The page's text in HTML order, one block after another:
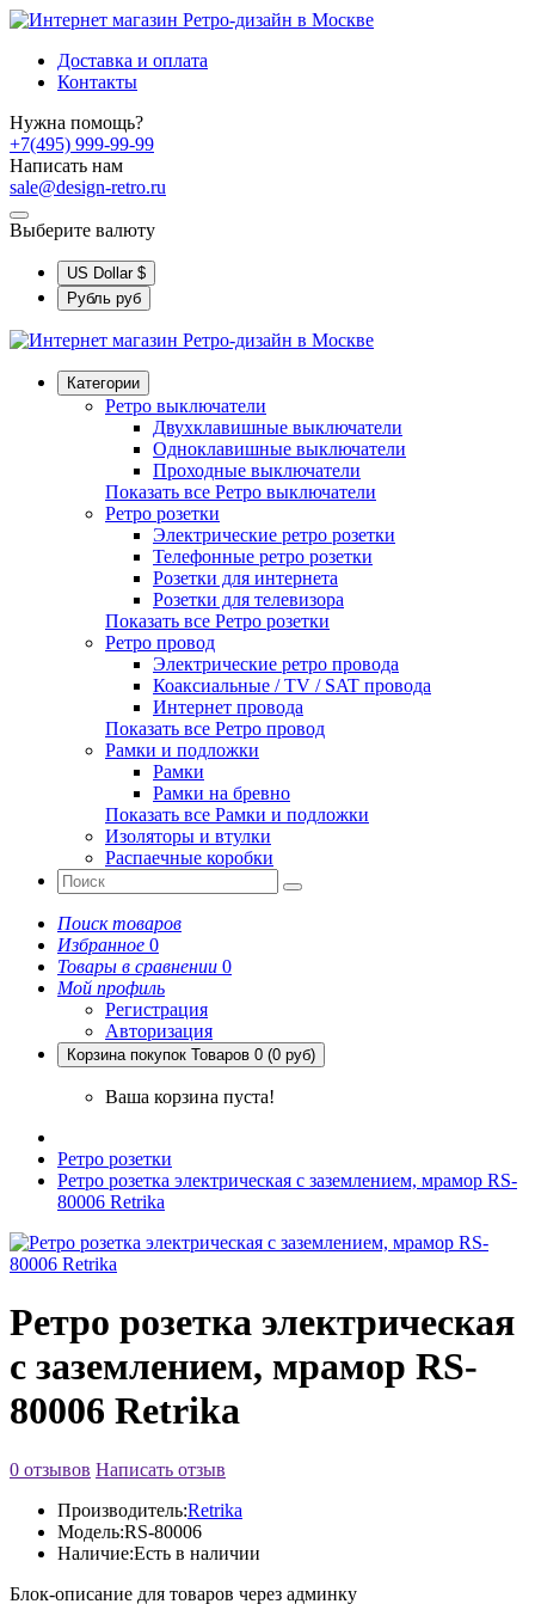
Доставка и оплата
Контакты
Нужна помощь?
+7(495) 999-99-99
Написать нам
sale@design-retro.ru
Выберите валюту
US Dollar $
Рубль руб
Категории
Ретро выключатели
Двухклавишные выключатели
Одноклавишные выключатели
Проходные выключатели
Показать все Ретро выключатели
Ретро розетки
Электрические ретро розетки
Телефонные ретро розетки
Розетки для интернета
Розетки для телевизора
Показать все Ретро розетки
Ретро провод
Электрические ретро провода
Коаксиальные / TV / SAT провода
Интернет провода
Показать все Ретро провод
Рамки и подложки
Рамки
Рамки на бревно
Показать все Рамки и подложки
Изоляторы и втулки
Распаечные коробки
Поиск товаров
Избранное 0
Товары в сравнении 0
Мой профиль
Регистрация
Авторизация
Корзина покупок Товаров 0 (0 руб)
Ваша корзина пуста!
Ретро розетки
Ретро розетка электрическая с заземлением, мрамор RS-
80006 Retrika
Ретро розетка электрическая
с заземлением, мрамор RS-
80006 Retrika
0 отзывов Написать отзыв
Производитель:Retrika
Модель:RS-80006
Наличие:Есть в наличии
Блок-описание для товаров через админку